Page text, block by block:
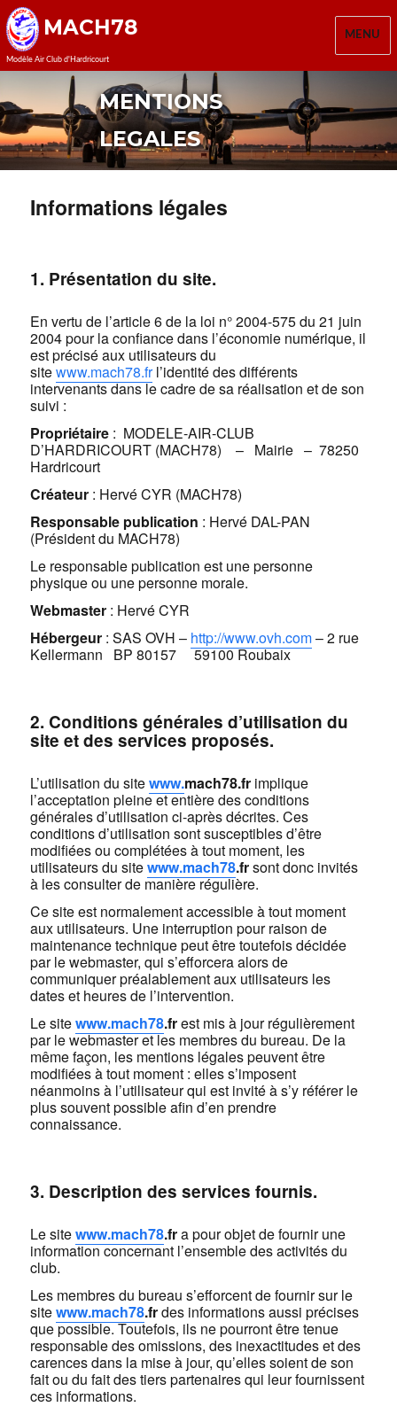
MACH78
Modèle Air Club d'Hardricourt
MENU
MENTIONS
LEGALES
Informations légales
1. Présentation du site.
En vertu de l’article 6 de la loi n° 2004-575 du 21 juin
2004 pour la confiance dans l’économie numérique, il
est précisé aux utilisateurs du
sitewww.mach78.frl’identité des différents
intervenants dans le cadre de sa réalisation et de son
suivi :
Propriétaire : MODELE-AIR-CLUB
D’HARDRICOURT (MACH78) – Mairie – 78250
Hardricourt
Créateur : Hervé CYR (MACH78)
Responsable publication : Hervé DAL-PAN
(Président du MACH78)
Le responsable publication est une personne
physique ou une personne morale.
Webmaster : Hervé CYR
Hébergeur : SAS OVH – http://www.ovh.com– 2 rue
Kellermann BP 80157 59100 Roubaix
2. Conditions générales d’utilisation du
site et des services proposés.
L’utilisation du sitewww.mach78.fr implique
l’acceptation pleine et entière des conditions
générales d’utilisation ci-après décrites. Ces
conditions d’utilisation sont susceptibles d’être
modifiées ou complétées à tout moment, les
utilisateurs du sitewww.mach78.frsont donc invités
à les consulter de manière régulière.
Ce site est normalement accessible à tout moment
aux utilisateurs. Une interruption pour raison de
maintenance technique peut être toutefois décidée
par le webmaster, qui s’efforcera alors de
communiquer préalablement aux utilisateurs les
dates et heures de l’intervention.
Le sitewww.mach78.frest mis à jour régulièrement
par le webmaster et les membres du bureau. De la
même façon, les mentions légales peuvent être
modifiées à tout moment : elles s’imposent
néanmoins à l’utilisateur qui est invité à s’y référer le
plus souvent possible afin d’en prendre
connaissance.
3. Description des services fournis.
Le sitewww.mach78.fra pour objet de fournir une
information concernant l’ensemble des activités du
club.
Les membres du bureau s’efforcent de fournir sur le
sitewww.mach78.frdes informations aussi précises
que possible. Toutefois, ils ne pourront être tenue
responsable des omissions, des inexactitudes et des
carences dans la mise à jour, qu’elles soient de son
fait ou du fait des tiers partenaires qui leur fournissent
ces informations.